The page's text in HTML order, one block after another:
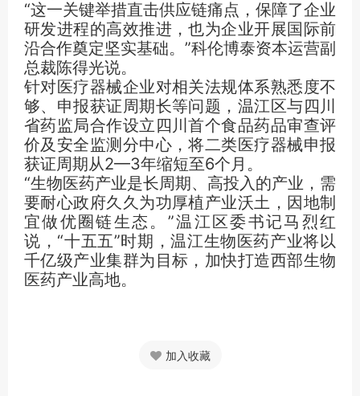
“这一关键举措直击供应链痛点，保障了企业
研发进程的高效推进，也为企业开展国际前
沿合作奠定坚实基础。”科伦博泰资本运营副
总裁陈得光说。
针对医疗器械企业对相关法规体系熟悉度不
够、申报获证周期长等问题，温江区与四川
省药监局合作设立四川首个食品药品审查评
价及安全监测分中心，将二类医疗器械申报
获证周期从2—3年缩短至6个月。
“生物医药产业是长周期、高投入的产业，需
要耐心政府久久为功厚植产业沃土，因地制
宜做优圈链生态。”温江区委书记马烈红
说，“十五五”时期，温江生物医药产业将以
千亿级产业集群为目标，加快打造西部生物
医药产业高地。
加入收藏